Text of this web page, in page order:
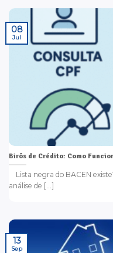
Birôs de Crédito: Como
Lista negra do BACEN
análise de [...]
08
Jul
13
Sep